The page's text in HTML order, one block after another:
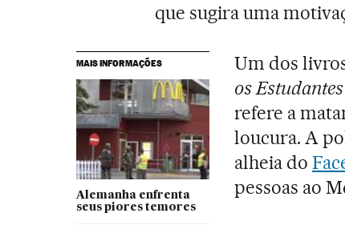
que sugira uma
MAIS INFORMAÇÕES
Alemanha enfrenta
seus piores temores
Um dos
os
refere a
loucura. A
alheia do
pessoas ao